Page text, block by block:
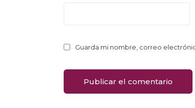
Guarda mi nombre, correo